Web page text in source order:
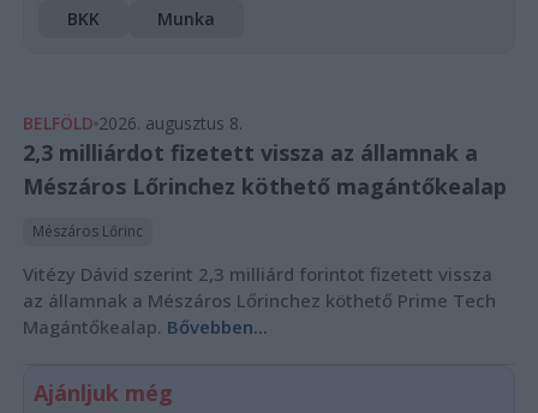
BKK
Munka
BELFÖLD 2026. augusztus 8.
2,3 milliárdot fizetett vissza az államnak a
Mészáros Lőrinchez köthető magántőkealap
Mészáros Lőrinc
Vitézy Dávid szerint 2,3 milliárd forintot fizetett vissza
az államnak a Mészáros Lőrinchez köthető Prime Tech
Magántőkealap. Bővebben...
Ajánljuk még